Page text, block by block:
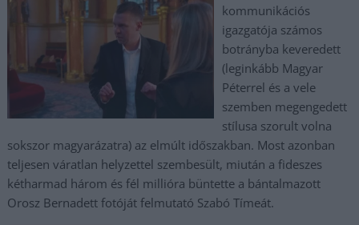
kommunikációs
igazgatója számos
botrányba keveredett
(leginkább Magyar
Péterrel és a vele
szemben megengedett
stílusa szorult volna
sokszor magyarázatra) az elmúlt időszakban. Most azonban
teljesen váratlan helyzettel szembesült, miután a fideszes
kétharmad három és fél millióra büntette a bántalmazott
Orosz Bernadett fotóját felmutató Szabó Tímeát.